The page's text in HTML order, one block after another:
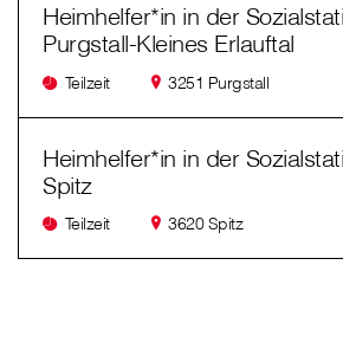
Heimhelfer*in in der
Purgstall-Kleines Erlauftal
Teilzeit 3251 Purgstall
Heimhelfer*in in der
Spitz
Teilzeit 3620 Spitz